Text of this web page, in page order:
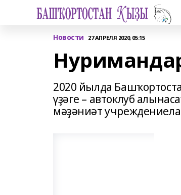
Новости 27 АПРЕЛЯ 2020, 05:15
2020 йылда
үҙәге – автоклуб
мәҙәниәт